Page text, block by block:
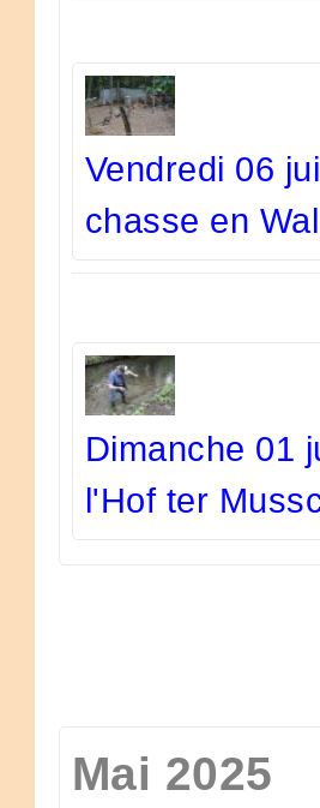
Vendredi 06
chasse en
Dimanche 01
l'Hof ter
Mai 2025